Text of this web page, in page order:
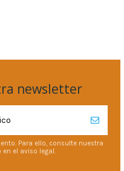
newsletter
Para ello, consulte nuestra
el aviso legal.